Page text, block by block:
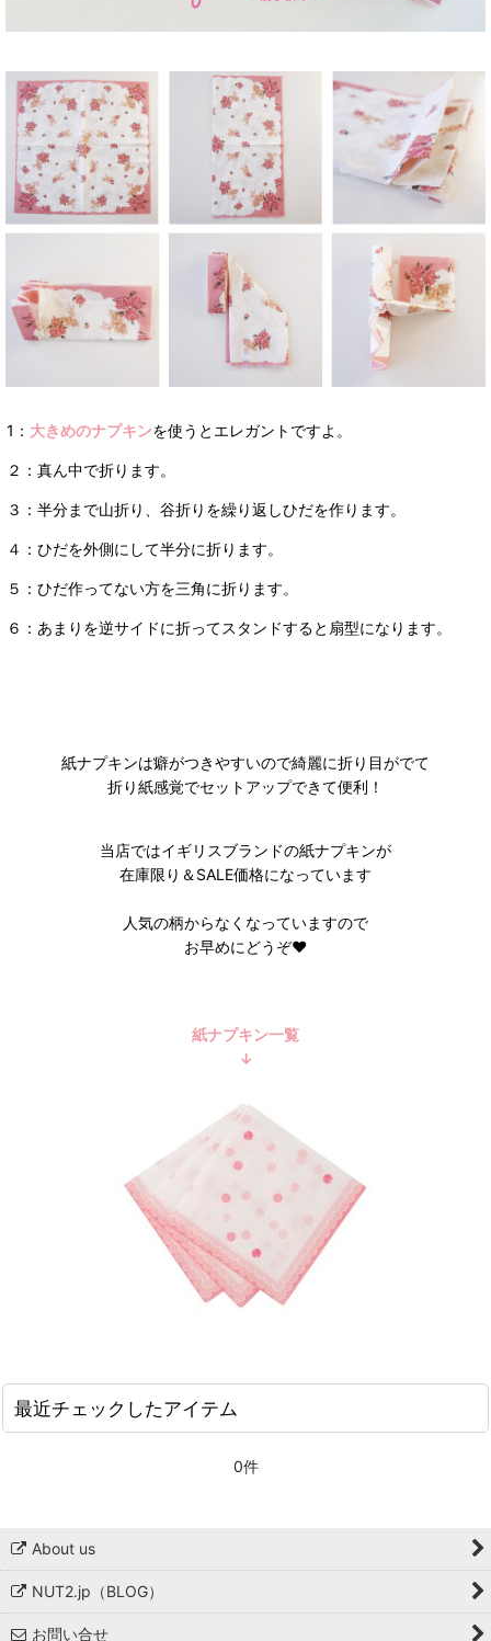
1： 大きめのナプキンを使うとエレガントですよ。
２：真ん中で折ります。
３：半分まで山折り、谷折りを繰り返しひだを作ります。
４：ひだを外側にして半分に折ります。
５：ひだ作ってない方を三角に折ります。
６：あまりを逆サイドに折ってスタンドすると扇型になります。
紙ナプキンは癖がつきやすいので綺麗に折り目がでて
折り紙感覚でセットアップできて便利！
当店ではイギリスブランドの紙ナプキンが
在庫限り＆SALE価格になっています
人気の柄からなくなっていますので
お早めにどうぞ❤︎
紙ナプキン一覧
↓
最近チェックしたアイテム
0件
About us
NUT2.jp（BLOG）
お問い合せ